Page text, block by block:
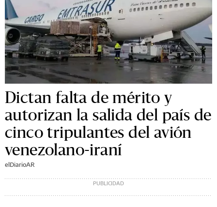
Dictan falta de mérito y
autorizan la salida del país de
cinco tripulantes del avión
venezolano-iraní
elDiarioAR